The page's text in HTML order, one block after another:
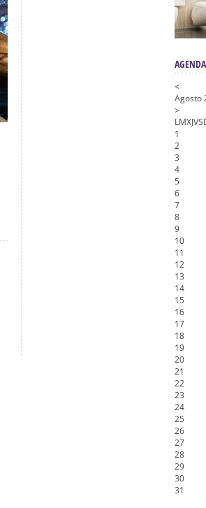
Traslado – Siete Palabras
de la Pasión
<
Agosto
>
LMXJVS
1
2
3
4
5
6
7
8
9
10
11
12
13
14
15
16
17
18
19
20
21
22
23
24
25
26
27
28
29
30
31